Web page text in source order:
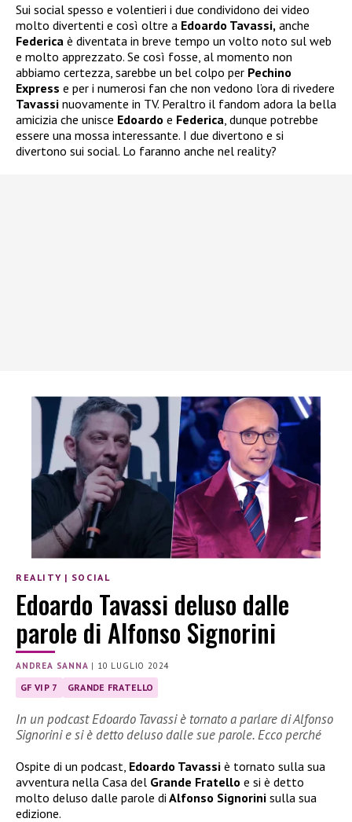
Sui social spesso e volentieri i due condividono dei video
molto divertenti e così oltre a Edoardo Tavassi, anche
Federica è diventata in breve tempo un volto noto sul web
e molto apprezzato. Se così fosse, al momento non
abbiamo certezza, sarebbe un bel colpo per Pechino
Express e per i numerosi fan che non vedono l’ora di rivedere
Tavassi nuovamente in TV. Peraltro il fandom adora la bella
amicizia che unisce Edoardo e Federica , dunque potrebbe
essere una mossa interessante. I due divertono e si
divertono sui social. Lo faranno anche nel reality?
REALITY | SOCIAL
Edoardo Tavassi deluso dalle
parole di Alfonso Signorini
ANDREA SANNA | 10 LUGLIO 2024
GF VIP 7 GRANDE FRATELLO
In un podcast Edoardo Tavassi è tornato a parlare di Alfonso
Signorini e si è detto deluso dalle sue parole. Ecco perché
Ospite di un podcast, Edoardo Tavassi è tornato sulla sua
avventura nella Casa del Grande Fratello e si è detto
molto deluso dalle parole di Alfonso Signorini sulla sua
edizione.